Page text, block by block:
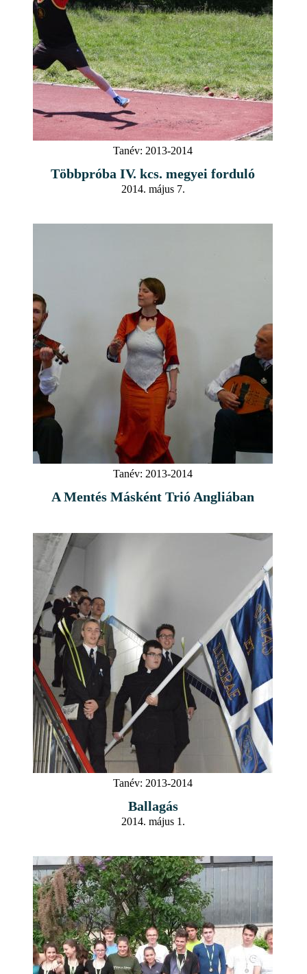
Tanév: 2013-2014
Többpróba IV. kcs. megyei forduló
2014. május 7.
Tanév: 2013-2014
A Mentés Másként Trió Angliában
Tanév: 2013-2014
Ballagás
2014. május 1.